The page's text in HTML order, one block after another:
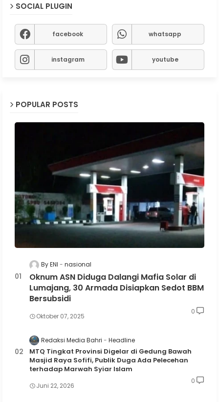
SOCIAL PLUGIN
facebook whatsapp
instagram youtube
POPULAR POSTS
By ENI nasional
Oknum ASN Diduga Dalangi Mafia Solar di
Lumajang, 30 Armada Disiapkan Sedot BBM
Bersubsidi
Oktober 07, 2025
0
Redaksi Media Bahri Headline
MTQ Tingkat Provinsi Digelar di Gedung Bawah
Masjid Raya Sofifi, Publik Duga Ada Pelecehan
terhadap Marwah Syiar Islam
Juni 22, 2026
0